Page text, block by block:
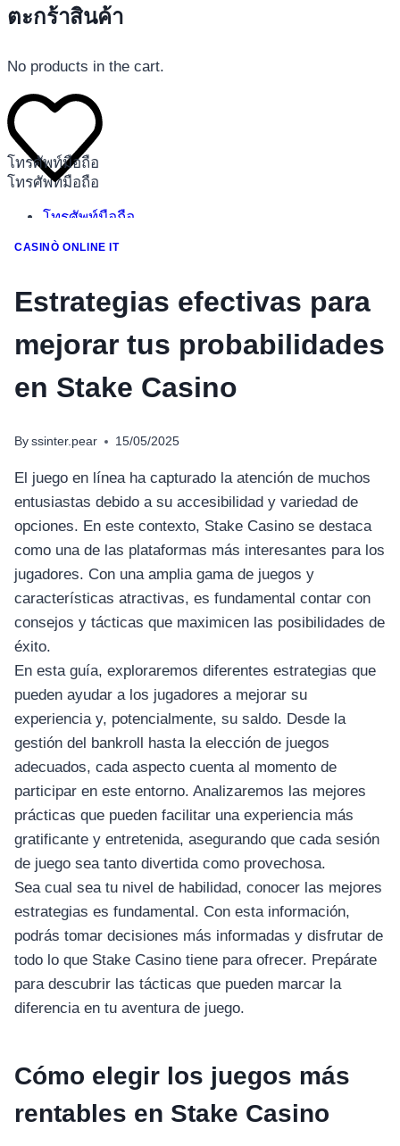
โทรศัพท์มือถือ
โทรศัพท์มือถือ
โทรศัพท์มือถือ
อุปกรณ์เสริมโทรศัพท์
ตะกร้าสินค้า
No products in the cart.
CASINÒ ONLINE IT
Estrategias efectivas para
mejorar tus probabilidades
en Stake Casino
By ssinter.pear 15/05/2025
El juego en línea ha capturado la atención de muchos
entusiastas debido a su accesibilidad y variedad de
opciones. En este contexto, Stake Casino se destaca
como una de las plataformas más interesantes para los
jugadores. Con una amplia gama de juegos y
características atractivas, es fundamental contar con
consejos y tácticas que maximicen las posibilidades de
éxito.
En esta guía, exploraremos diferentes estrategias que
pueden ayudar a los jugadores a mejorar su
experiencia y, potencialmente, su saldo. Desde la
gestión del bankroll hasta la elección de juegos
adecuados, cada aspecto cuenta al momento de
participar en este entorno. Analizaremos las mejores
prácticas que pueden facilitar una experiencia más
gratificante y entretenida, asegurando que cada sesión
de juego sea tanto divertida como provechosa.
Sea cual sea tu nivel de habilidad, conocer las mejores
estrategias es fundamental. Con esta información,
podrás tomar decisiones más informadas y disfrutar de
todo lo que Stake Casino tiene para ofrecer. Prepárate
para descubrir las tácticas que pueden marcar la
diferencia en tu aventura de juego.
Cómo elegir los juegos más
rentables en Stake Casino